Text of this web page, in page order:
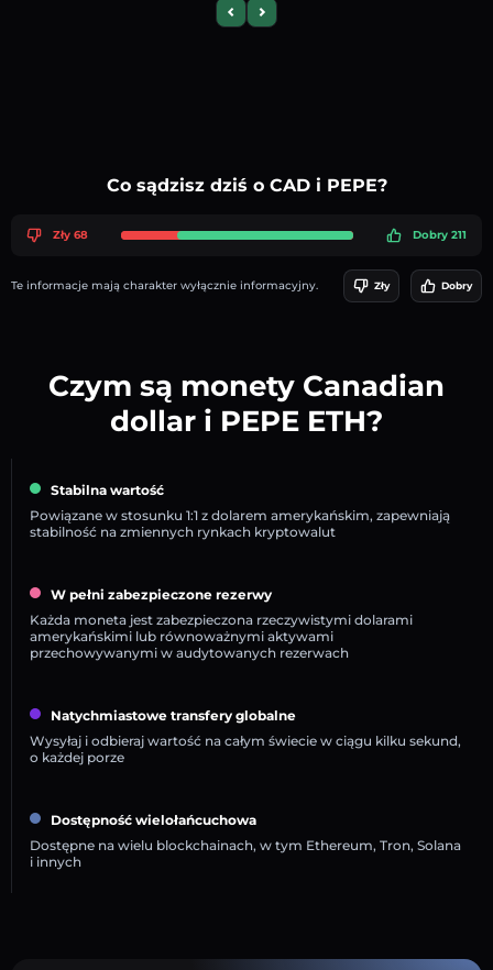
Previous slide
Next slide
Co sądzisz dziś o CAD i PEPE?
Zły 68 Dobry 211
Te informacje mają charakter wyłącznie informacyjny. Zły Dobry
Czym są monety Canadian
dollar i PEPE ETH?
Stabilna wartość
Powiązane w stosunku 1:1 z dolarem amerykańskim, zapewniają
stabilność na zmiennych rynkach kryptowalut
W pełni zabezpieczone rezerwy
Każda moneta jest zabezpieczona rzeczywistymi dolarami
amerykańskimi lub równoważnymi aktywami
przechowywanymi w audytowanych rezerwach
Natychmiastowe transfery globalne
Wysyłaj i odbieraj wartość na całym świecie w ciągu kilku sekund,
o każdej porze
Dostępność wielołańcuchowa
Dostępne na wielu blockchainach, w tym Ethereum, Tron, Solana
i innych